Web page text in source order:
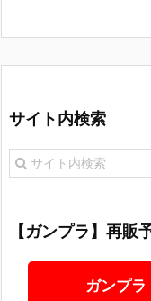
サイト内検索
【ガンプラ】再販
ガンプ